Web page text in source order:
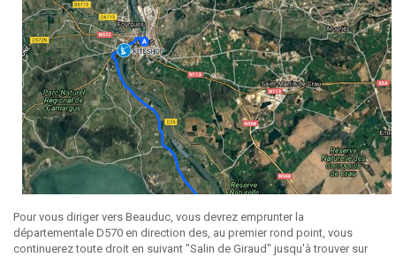
Pour vous diriger vers Beauduc, vous devrez emprunter la
départementale D570 en direction des, au premier rond point, vous
continuerez toute droit en suivant "Salin de Giraud" jusqu'à trouver sur